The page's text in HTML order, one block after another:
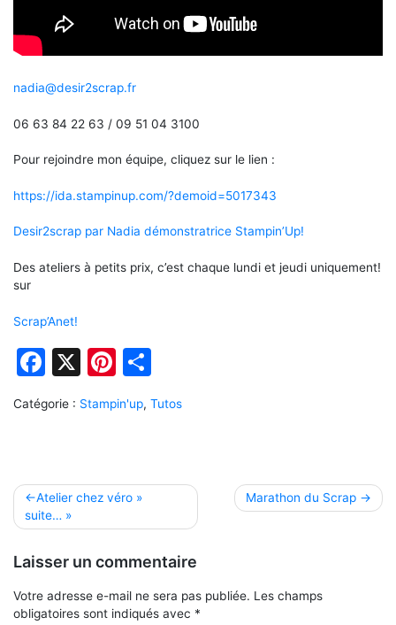
nadia@desir2scrap.fr
06 63 84 22 63 / 09 51 04 3100
Pour rejoindre mon équipe, cliquez sur le lien :
https://ida.stampinup.com/?demoid=5017343
Desir2scrap par Nadia démonstratrice Stampin’Up!
Des ateliers à petits prix, c’est chaque lundi et jeudi uniquement!
sur
Scrap’Anet!
Facebook
X Pinterest
Catégorie : Stampin'up, Tutos
Navigation
de
l’article
Atelier chez véro »
suite… »
Marathon du Scrap
Laisser un commentaire
Votre adresse e-mail ne sera pas publiée. Les champs
obligatoires sont indiqués avec *